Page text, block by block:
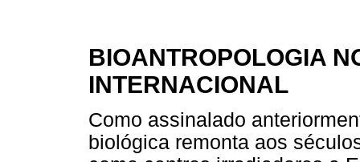
BIOANTROPOLOGIA
INTERNACIONAL
Como assinalado
biológica remonta aos